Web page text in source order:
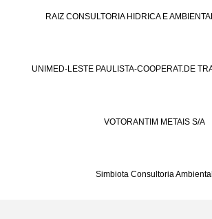
RAIZ CONSULTORIA HIDRICA E
UNIMED-LESTE PAULISTA-COOPERAT.DE
VOTORANTIM METAIS S/A
Simbiota Consultoria Ambiental